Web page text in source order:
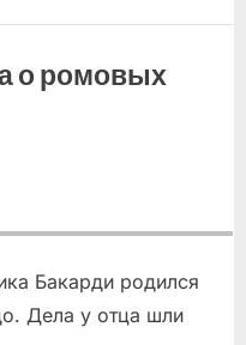
о ромовых
Бакарди родился
Дела у отца шли